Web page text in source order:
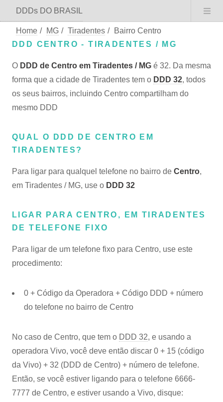
DDDs DO BRASIL
Home / MG / Tiradentes /
Bairro Centro
DDD CENTRO - TIRADENTES / MG
O DDD de Centro em Tiradentes / MG é 32. Da mesma
forma que a cidade de Tiradentes tem o DDD 32, todos
os seus bairros, incluindo Centro compartilham do
mesmo DDD
QUAL O DDD DE CENTRO EM
TIRADENTES?
Para ligar para qualquel telefone no bairro de Centro,
em Tiradentes / MG, use o DDD 32
LIGAR PARA CENTRO, EM TIRADENTES
DE TELEFONE FIXO
Para ligar de um telefone fixo para Centro, use este
procedimento:
0 + Código da Operadora + Código DDD + número
do telefone no bairro de Centro
No caso de Centro, que tem o DDD 32, e usando a
operadora Vivo, você deve então discar 0 + 15 (código
da Vivo) + 32 (DDD de Centro) + número de telefone.
Então, se você estiver ligando para o telefone 6666-
7777 de Centro, e estiver usando a Vivo, disque: